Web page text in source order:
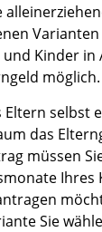
Kinder in
möglich.
Eltern selbst
das
müssen
Ihres
Sie